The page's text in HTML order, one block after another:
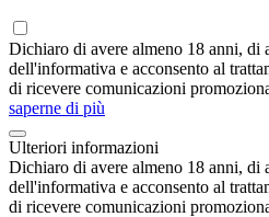
Dichiaro di avere almeno 18 anni, di
dell'informativa e acconsento al
di ricevere comunicazioni
saperne di più
Ulteriori informazioni
Dichiaro di avere almeno 18 anni, di
dell'informativa e acconsento al
di ricevere comunicazioni